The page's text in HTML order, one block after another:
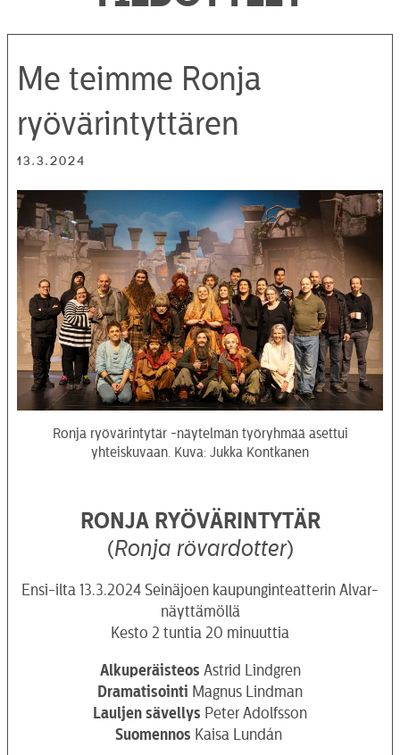
Me teimme Ronja
ryövärintyttären
13.3.2024
Ronja ryövärintytär -näytelmän työryhmää asettui
yhteiskuvaan. Kuva: Jukka Kontkanen
RONJA RYÖVÄRINTYTÄR
(Ronja rövardotter)
Ensi-ilta 13.3.2024 Seinäjoen kaupunginteatterin Alvar-
näyttämöllä
Kesto 2 tuntia 20 minuuttia
Alkuperäisteos Astrid Lindgren
Dramatisointi Magnus Lindman
Lauljen sävellys Peter Adolfsson
Suomennos Kaisa Lundán